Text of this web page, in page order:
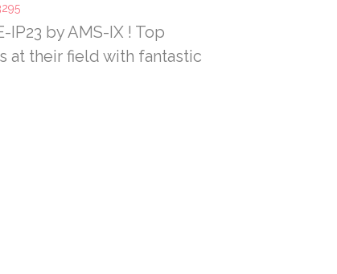
IP23 by AMS-IX ! Top
at their field with fantastic